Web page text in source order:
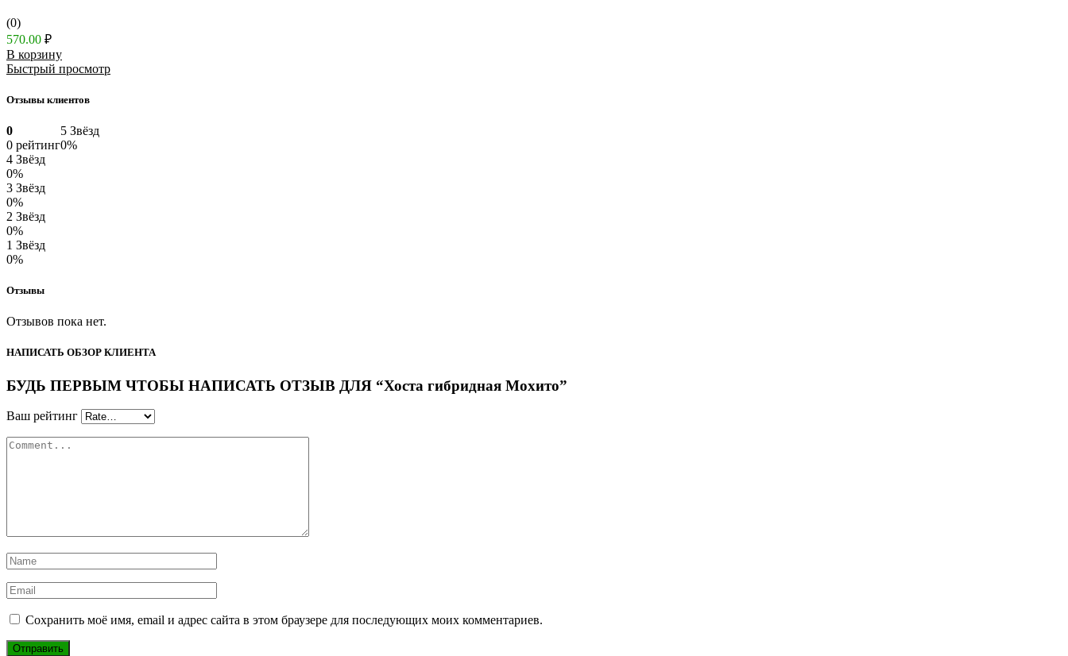
(0)
570.00 ₽
В корзину
Быстрый просмотр
Отзывы клиентов
0
0 рейтинг
5 Звёзд
0%
4 Звёзд
0%
3 Звёзд
0%
2 Звёзд
0%
1 Звёзд
0%
Отзывы
Отзывов пока нет.
НАПИСАТЬ ОБЗОР КЛИЕНТА
БУДЬ ПЕРВЫМ ЧТОБЫ НАПИСАТЬ ОТЗЫВ ДЛЯ “Хоста гибридная Мохито”
Ваш рейтинг
Сохранить моё имя, email и адрес сайта в этом браузере для последующих моих комментариев.